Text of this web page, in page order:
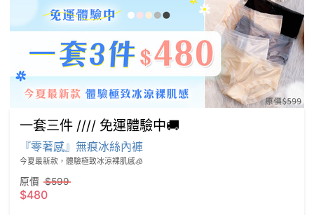
一套三件 //// 免運體驗中🚚
『零著感』無痕冰絲內褲
今夏最新款，體驗極致冰涼裸肌感🧊
原價 $599
$480